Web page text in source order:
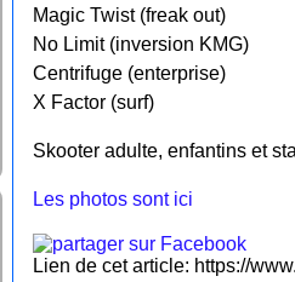
Magic Twist (freak out)
No Limit (inversion KMG)
Centrifuge (enterprise)
X Factor (surf)
Skooter adulte, enfantins et
Les photos sont ici
Lien de cet article: https://